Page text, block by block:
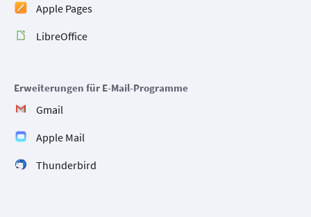
Apple Pages
LibreOffice
Erweiterungen für E-Mail-Programme
Gmail
Apple Mail
Thunderbird